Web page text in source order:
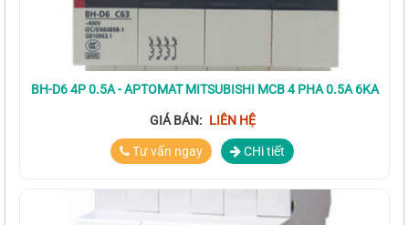
BH-D6 4P 0.5A - APTOMAT MITSUBISHI MCB 4 PHA 0.5A 6KA
GIÁ BÁN: LIÊN HỆ
Tư vấn ngay CHi tiết